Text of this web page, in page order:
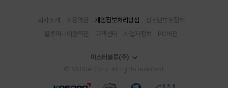
회사소개 이용약관 개인정보처리방침
청소년보호정책
블루머니이용약관
고객센터 사업자정보 PC버전
미스터블루(주)